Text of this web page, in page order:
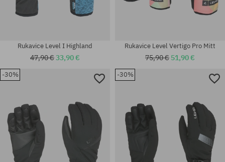
Rukavice Level I Highland
47,90 €33,90 €
Rukavice Level Vertigo Pro Mitt
75,90 € 51,90 €
-30% -30%